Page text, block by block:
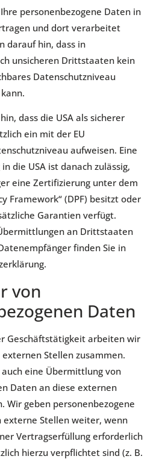
personenbezogene Daten in
und dort verarbeitet
darauf hin, dass in
unsicheren Drittstaaten kein
Datenschutzniveau
dass die USA als sicherer
ein mit der EU
aufweisen. Eine
die USA ist danach zulässig,
eine Zertifizierung unter dem
Framework“ (DPF) besitzt oder
Garantien verfügt.
an Drittstaaten
finden Sie in
von
Daten
Geschäftstätigkeit arbeiten wir
Stellen zusammen.
eine Übermittlung von
Daten an diese externen
Wir geben personenbezogene
externe Stellen weiter, wenn
Vertragserfüllung erforderlich
hierzu verpflichtet sind (z. B.